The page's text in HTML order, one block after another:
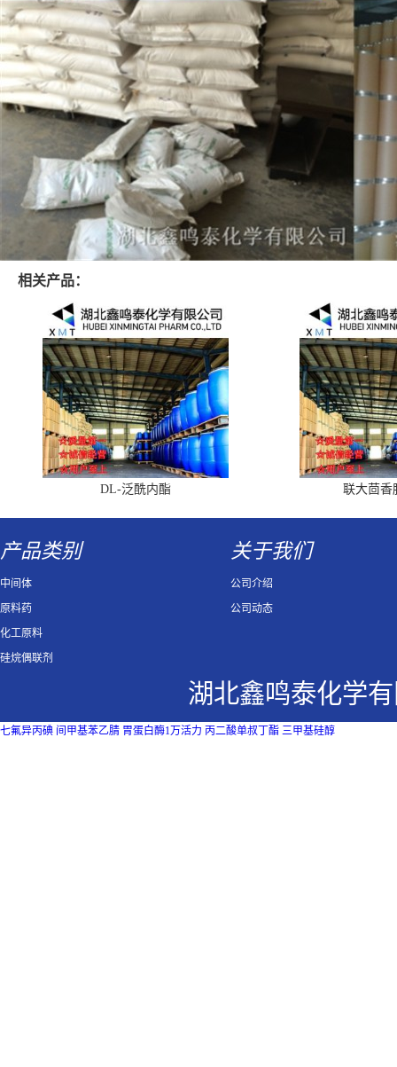
相关产品：
DL-泛酰内酯 联大茴香
产品类别
中间体
原料药
化工原料
硅烷偶联剂
关于我们
公司介绍
公司动态
湖北鑫鸣泰化学
七氟异丙碘 间甲基苯乙腈 胃蛋白酶1万活力 丙二酸单叔丁酯 三甲基硅醇